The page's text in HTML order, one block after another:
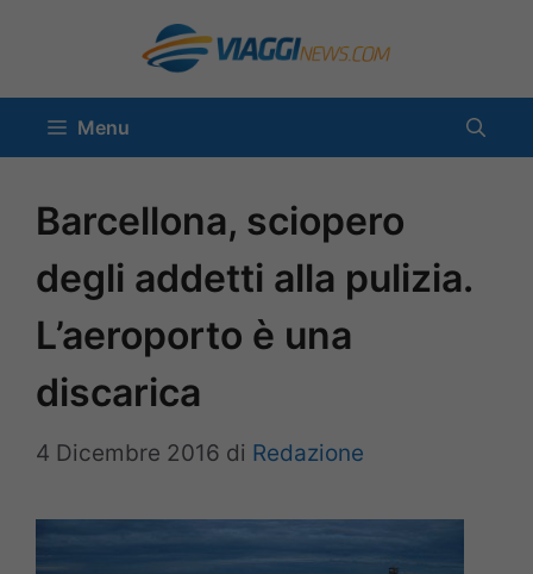
contenuto
Menu
Barcellona, sciopero
degli addetti alla pulizia.
L’aeroporto è una
discarica
4 Dicembre 2016 di Redazione